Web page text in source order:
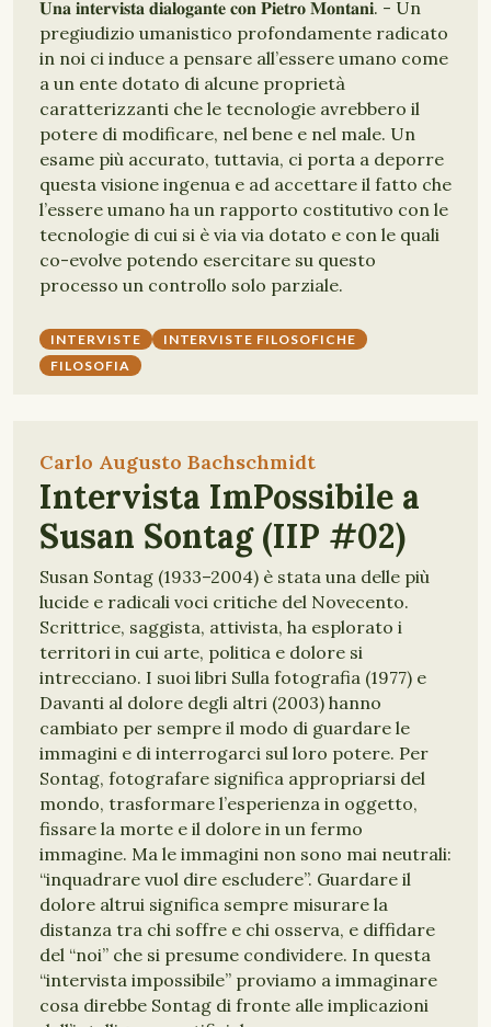
𝐔𝐧𝐚 𝐢𝐧𝐭𝐞𝐫𝐯𝐢𝐬𝐭𝐚 𝐝𝐢𝐚𝐥𝐨𝐠𝐚𝐧𝐭𝐞 𝐜𝐨𝐧 𝐏𝐢𝐞𝐭𝐫𝐨 𝐌𝐨𝐧𝐭𝐚𝐧𝐢. - Un
pregiudizio umanistico profondamente radicato
in noi ci induce a pensare all’essere umano come
a un ente dotato di alcune proprietà
caratterizzanti che le tecnologie avrebbero il
potere di modificare, nel bene e nel male. Un
esame più accurato, tuttavia, ci porta a deporre
questa visione ingenua e ad accettare il fatto che
l’essere umano ha un rapporto costitutivo con le
tecnologie di cui si è via via dotato e con le quali
co-evolve potendo esercitare su questo
processo un controllo solo parziale.
INTERVISTE
INTERVISTE FILOSOFICHE
FILOSOFIA
Carlo Augusto Bachschmidt
Intervista ImPossibile a
Susan Sontag (IIP #02)
Susan Sontag (1933–2004) è stata una delle più
lucide e radicali voci critiche del Novecento.
Scrittrice, saggista, attivista, ha esplorato i
territori in cui arte, politica e dolore si
intrecciano. I suoi libri Sulla fotografia (1977) e
Davanti al dolore degli altri (2003) hanno
cambiato per sempre il modo di guardare le
immagini e di interrogarci sul loro potere. Per
Sontag, fotografare significa appropriarsi del
mondo, trasformare l’esperienza in oggetto,
fissare la morte e il dolore in un fermo
immagine. Ma le immagini non sono mai neutrali:
“inquadrare vuol dire escludere”. Guardare il
dolore altrui significa sempre misurare la
distanza tra chi soffre e chi osserva, e diffidare
del “noi” che si presume condividere. In questa
“intervista impossibile” proviamo a immaginare
cosa direbbe Sontag di fronte alle implicazioni